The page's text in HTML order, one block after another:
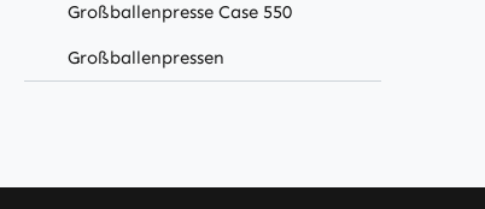
Großballenpresse Case 550
Großballenpressen